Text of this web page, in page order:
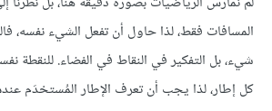
المسافات فقط، لذا حاول أن تفعل الشيء
شيء، بل التفكير في النقاط في الفضاء. للنقطة
كل إطار، لذا يجب أن تعرف الإطار المُستخدَم